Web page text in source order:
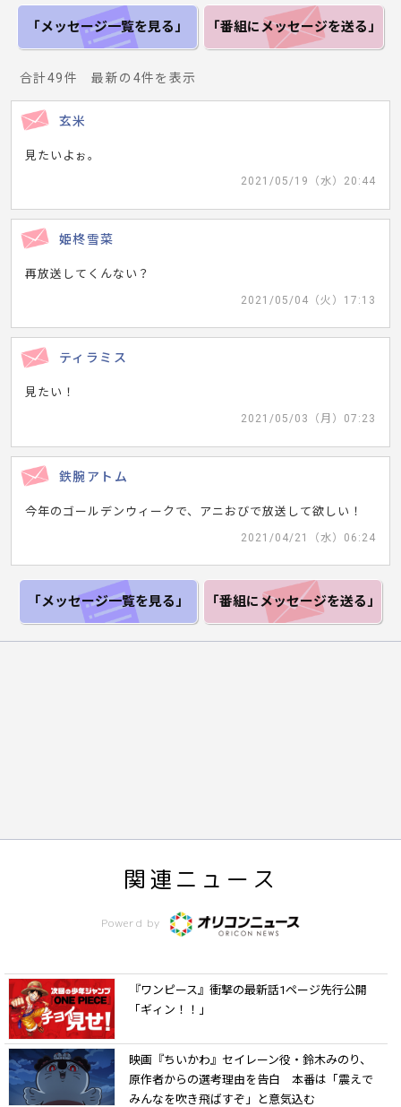
「メッセージ一覧を見る」 「番組にメッセージを送る」
合計49件 最新の4件を表示
玄米
見たいよぉ。
2021/05/19（水）20:44
姫柊雪菜
再放送してくんない？
2021/05/04（火）17:13
ティラミス
見たい！
2021/05/03（月）07:23
鉄腕アトム
今年のゴールデンウィークで、アニおびで放送して欲しい！
2021/04/21（水）06:24
「メッセージ一覧を見る」 「番組にメッセージを送る」
関連ニュース
Powerd by
『ワンピース』衝撃の最新話1ページ先行公開
「ギィン！！」
映画『ちいかわ』セイレーン役・鈴木みのり、
原作者からの選考理由を告白 本番は「震えで
みんなを吹き飛ばすぞ」と意気込む